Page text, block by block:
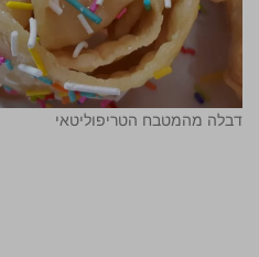
דבלה מהמטבח הטריפוליטאי